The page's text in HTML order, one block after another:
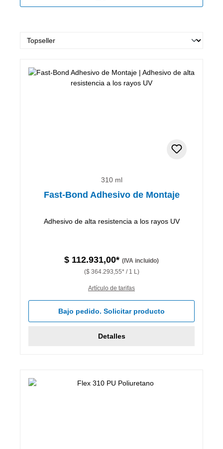
310 ml
Fast-Bond Adhesivo de Montaje
Adhesivo de alta resistencia a los rayos UV
$ 112.931,00* (IVA incluido)
($ 364.293,55* / 1 L)
Artículo de tarifas
Bajo pedido. Solicitar producto
Detalles